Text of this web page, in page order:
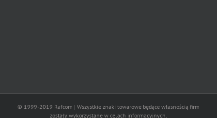
© 1999-2019 Rafcom | Wszystkie znaki towarowe będące własnością firm
zostały wykorzystane w celach informacyjnych.